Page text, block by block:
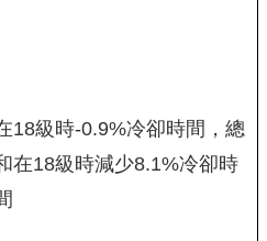
18級時-0.9%冷卻時間，總
在18級時減少8.1%冷卻時